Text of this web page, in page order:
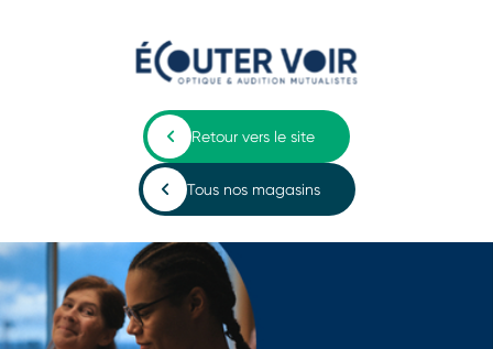
Retour vers le site
Tous nos magasins